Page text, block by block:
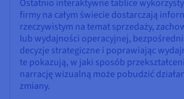
Ostatnio interaktywne tablice
firmy na całym świecie dostarczają
rzeczywistym na temat sprzedaży,
lub wydajności operacyjnej,
decyzje strategiczne i poprawiając
te pokazują, w jaki sposób
narrację wizualną może pobudzić
zmiany.